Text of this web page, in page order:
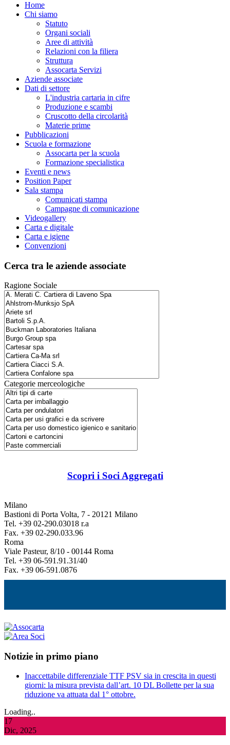
Home
Chi siamo
Statuto
Organi sociali
Aree di attività
Relazioni con la filiera
Struttura
Assocarta Servizi
Aziende associate
Dati di settore
L'industria cartaria in cifre
Produzione e scambi
Cruscotto della circolarità
Materie prime
Pubblicazioni
Scuola e formazione
Assocarta per la scuola
Formazione specialistica
Eventi e news
Position Paper
Sala stampa
Comunicati stampa
Campagne di comunicazione
Videogallery
Carta e digitale
Carta e igiene
Convenzioni
Cerca tra le aziende associate
Ragione Sociale
Categorie merceologiche
Scopri i Soci Aggregati
Milano
Bastioni di Porta Volta, 7 - 20121 Milano
Tel. +39 02-290.03018 r.a
Fax. +39 02-290.033.96
Roma
Viale Pasteur, 8/10 - 00144 Roma
Tel. +39 06-591.91.31/40
Fax. +39 06-591.0876
Notizie in primo piano
Inaccettabile differenziale TTF PSV sia in crescita in questi
giorni: la misura prevista dall’art. 10 DL Bollette per la sua
riduzione va attuata dal 1° ottobre.
Loading..
17
Dic, 2025